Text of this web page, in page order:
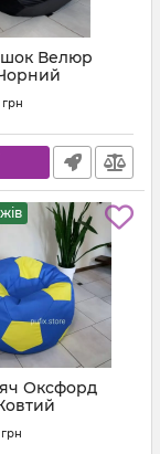
Велюр
грн
Оксфорд
грн